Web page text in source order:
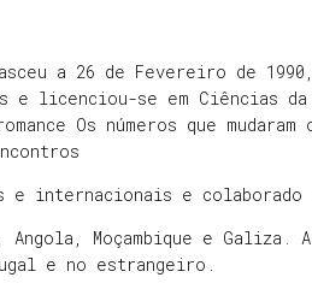
a 26 de Fevereiro de
e licenciou-se em Ciências da
Os números que
internacionais e colaborado
Moçambique e Galiza.
e no estrangeiro.